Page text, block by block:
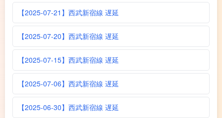
【2025-07-21】西武新宿線 遅延
【2025-07-20】西武新宿線 遅延
【2025-07-15】西武新宿線 遅延
【2025-07-06】西武新宿線 遅延
【2025-06-30】西武新宿線 遅延